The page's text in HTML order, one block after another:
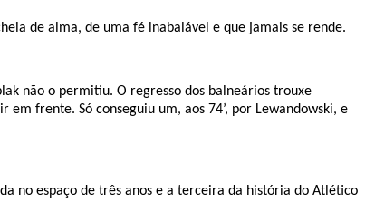
de alma, de uma fé inabalável e que jamais se rende.
não o permitiu. O regresso dos balneários trouxe
frente. Só conseguiu um, aos 74’, por Lewandowski, e
no espaço de três anos e a terceira da história do Atlético